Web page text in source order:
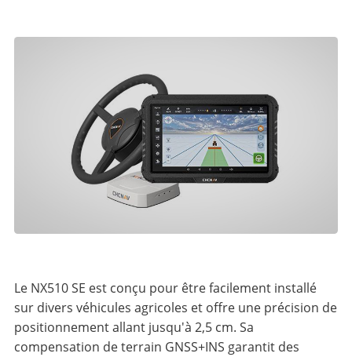
Le NX510 SE est conçu pour être facilement installé
sur divers véhicules agricoles et offre une précision de
positionnement allant jusqu'à 2,5 cm. Sa
compensation de terrain GNSS+INS garantit des